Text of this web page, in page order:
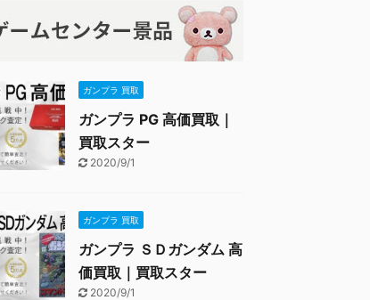
ガンプラ 買取
ガンプラ PG 高価買取｜
買取スター
2020/9/1
ガンプラ 買取
ガンプラ ＳＤガンダム 高
価買取｜買取スター
2020/9/1